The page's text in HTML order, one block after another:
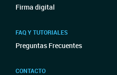
Firma digital
FAQ Y TUTORIALES
Preguntas Frecuentes
CONTACTO